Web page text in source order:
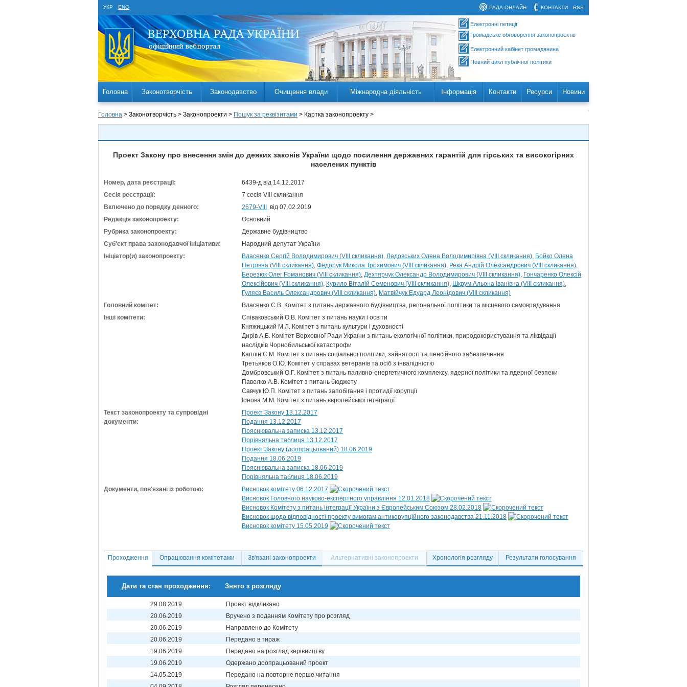
УКР ENG RSS
КОНТАКТИ
РАДА ОНЛАЙН
Електронні петиції
Громадське обговорення законопроєктів
Електронний кабінет громадянина
Повний цикл публічної політики
Головна Законотворчість Законодавство Очищення влади Міжнародна діяльність Інформація Контакти Ресурси Новини
Головна > Законотворчість > Законопроекти > Пошук за реквізитами > Картка законопроекту >
Проект Закону про внесення змін до деяких законів України щодо посилення державних гарантій для гірських та високогірних
населених пунктів
Номер, дата реєстрації:
6439-д від 14.12.2017
Сесія реєстрації:
7 сесія VIII скликання
Включено до порядку денного:
2679-VIII
від 07.02.2019
Редакція законопроекту:
Основний
Рубрика законопроекту:
Державне будівництво
Суб'єкт права законодавчої ініціативи:
Народний депутат України
Ініціатор(и) законопроекту:
Власенко Сергій Володимирович (VIII скликання) Ледовських Олена Володимирівна (VIII скликання) Бойко Олена
Петрівна (VIII скликання) Федорук Микола Трохимович (VIII скликання) Река Андрій Олександрович (VIII скликання)
Березюк Олег Романович (VIII скликання) Дехтярчук Олександр Володимирович (VIII скликання) Гончаренко Олексій
Олексійович (VIII скликання) Курило Віталій Семенович (VIII скликання) Шкрум Альона Іванівна (VIII скликання)
Гуляєв Василь Олександрович (VIII скликання) Матвійчук Едуард Леонідович (VIII скликання)
Головний комітет:
Власенко С.В. Комітет з питань державного будівництва, регіональної політики та місцевого самоврядування
Інші комітети:
Співаковський О.В. Комітет з питань науки і освіти
Княжицький М.Л. Комітет з питань культури і духовності
Дирів А.Б. Комітет Верховної Ради України з питань екологічної політики, природокористування та ліквідації
наслідків Чорнобильської катастрофи
Каплін С.М. Комітет з питань соціальної політики, зайнятості та пенсійного забезпечення
Третьяков О.Ю. Комітет у справах ветеранів та осіб з інвалідністю
Домбровський О.Г. Комітет з питань паливно-енергетичного комплексу, ядерної політики та ядерної безпеки
Павелко А.В. Комітет з питань бюджету
Савчук Ю.П. Комітет з питань запобігання і протидії корупції
Іонова М.М. Комітет з питань європейської інтеграції
Текст законопроекту та супровідні
документи:
Проект Закону 13.12.2017
Подання 13.12.2017
Пояснювальна записка 13.12.2017
Порівняльна таблиця 13.12.2017
Проект Закону (доопрацьований) 18.06.2019
Подання 18.06.2019
Пояснювальна записка 18.06.2019
Порівняльна таблиця 18.06.2019
Документи, пов'язані із роботою:
Висновок комітету 06.12.2017
Висновок Головного науково-експертного управління 12.01.2018
Висновок Комітету з питань інтеграції України з Європейським Союзом 28.02.2018
Висновок щодо відповідності проекту вимогам антикорупційного законодавства 21.11.2018
Висновок комітету 15.05.2019
Проходження Опрацювання комітетами Зв'язані законопроекти Альтернативні законопроекти Хронологія розгляду Результати голосування
Дати та стан проходження: Знято з розгляду
29.08.2019
Проект відкликано
20.06.2019
Вручено з поданням Комітету про розгляд
20.06.2019
Направлено до Комітету
20.06.2019
Передано в тираж
19.06.2019
Передано на розгляд керівництву
19.06.2019
Одержано доопрацьований проект
14.05.2019
Передано на повторне перше читання